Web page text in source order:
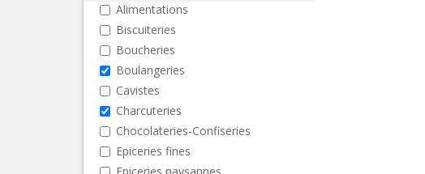
Alimentations
Biscuiteries
Boucheries
Boulangeries
Cavistes
Charcuteries
Chocolateries-Confiseries
Epiceries fines
Epiceries paysannes